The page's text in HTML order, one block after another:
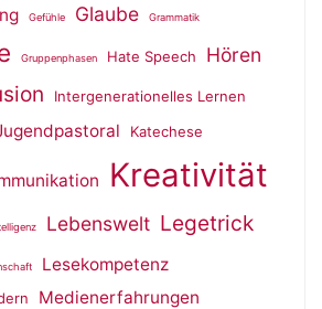
Gefühle Glaube Grammatik
Gruppenphasen Hate Speech Hören
Intergenerationelles Lernen
Katechese
Kreativität
Lebenswelt Legetrick
Lesekompetenz
Medienerfahrungen